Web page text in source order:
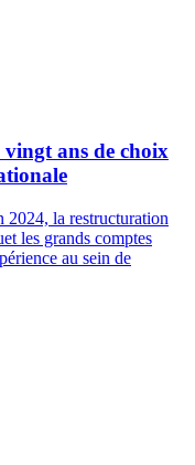
ans de choix
la restructuration
les grands comptes
au sein de